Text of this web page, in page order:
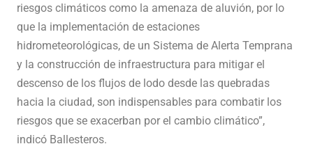
riesgos climáticos como la amenaza de aluvión, por lo
que la implementación de estaciones
hidrometeorológicas, de un Sistema de Alerta Temprana
y la construcción de infraestructura para mitigar el
descenso de los flujos de lodo desde las quebradas
hacia la ciudad, son indispensables para combatir los
riesgos que se exacerban por el cambio climático”,
indicó Ballesteros.